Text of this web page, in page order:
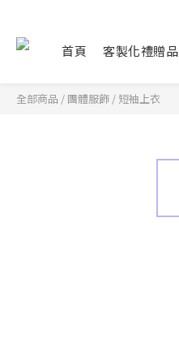
首頁 客製化禮贈品
全部商品 / 團體服飾 / 短袖上衣